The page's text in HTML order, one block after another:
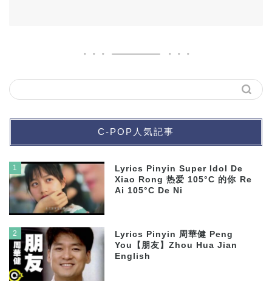
C-POP人気記事
1
Lyrics Pinyin Super Idol De
Xiao Rong 热爱 105°C 的你 Re
Ai 105°C De Ni
2
Lyrics Pinyin 周華健 Peng
You【朋友】Zhou Hua Jian
English